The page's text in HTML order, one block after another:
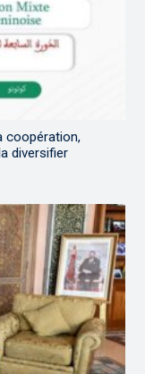
coopération,
diversifier